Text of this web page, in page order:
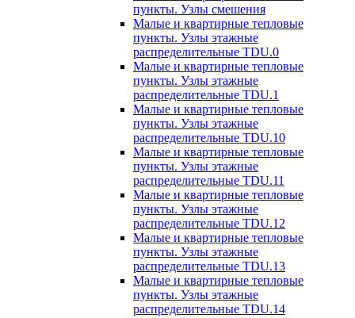
пункты. Узлы смешения
Малые и квартирные тепловые
пункты. Узлы этажные
распределительные TDU.0
Малые и квартирные тепловые
пункты. Узлы этажные
распределительные TDU.1
Малые и квартирные тепловые
пункты. Узлы этажные
распределительные TDU.10
Малые и квартирные тепловые
пункты. Узлы этажные
распределительные TDU.11
Малые и квартирные тепловые
пункты. Узлы этажные
распределительные TDU.12
Малые и квартирные тепловые
пункты. Узлы этажные
распределительные TDU.13
Малые и квартирные тепловые
пункты. Узлы этажные
распределительные TDU.14